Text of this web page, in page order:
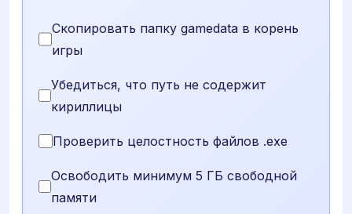
Скопировать папку gamedata в корень
игры
Убедиться, что путь не содержит
кириллицы
Проверить целостность файлов .exe
Освободить минимум 5 ГБ свободной
памяти